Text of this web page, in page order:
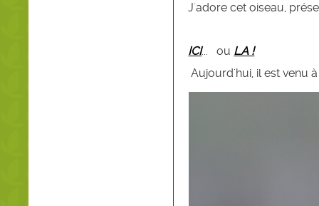
J'adore cet oiseau,
ICI... ou LA !
Aujourd'hui, il est venu